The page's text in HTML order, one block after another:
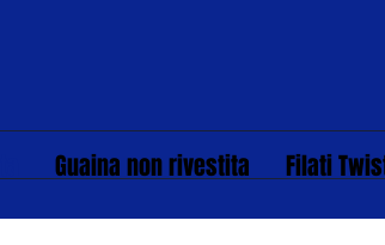
Guaina non rivestita Filati